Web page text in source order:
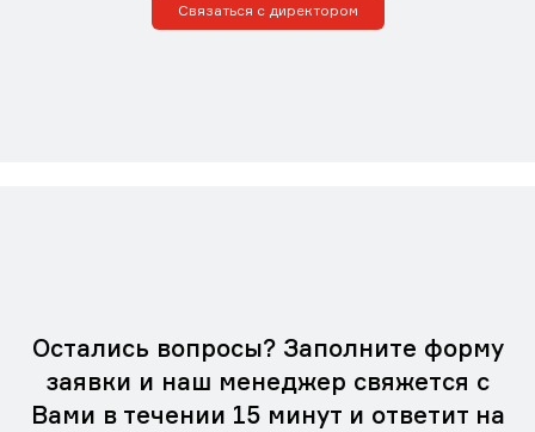
Связаться с директором
Остались вопросы? Заполните форму
заявки и наш менеджер свяжется с
Вами в течении 15 минут и ответит на